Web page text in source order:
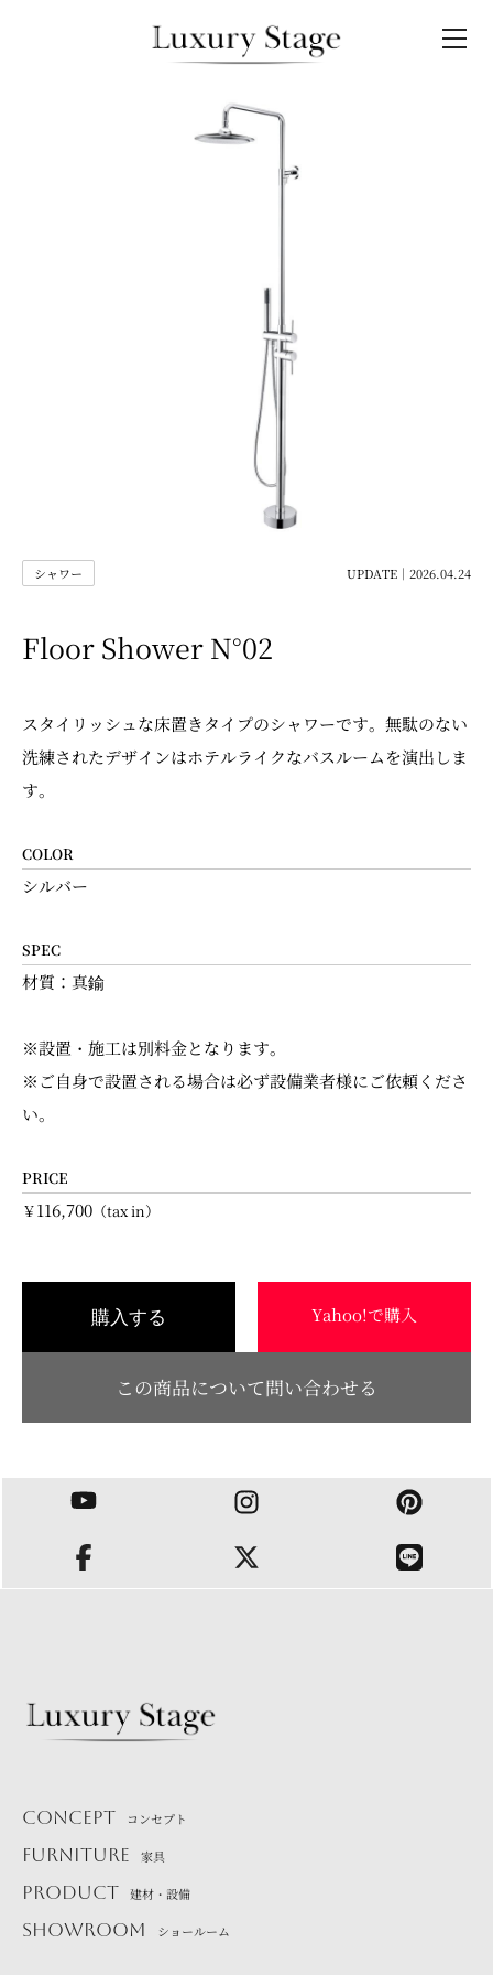
シャワー UPDATE｜2026.04.24
Floor Shower N°02
スタイリッシュな床置きタイプのシャワーです。無駄のない
洗練されたデザインはホテルライクなバスルームを演出しま
す。
COLOR
シルバー
SPEC
材質：真鍮
※設置・施工は別料金となります。
※ご自身で設置される場合は必ず設備業者様にご依頼くださ
い。
PRICE
￥116,700 （tax in）
購入する Yahoo!で購入
この商品について問い合わせる
CONCEPT コンセプト
FURNITURE 家具
PRODUCT 建材・設備
SHOWROOM ショールーム